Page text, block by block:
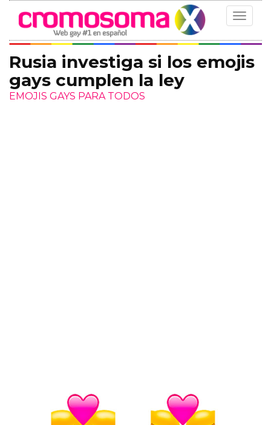
Toggle
Rusia investiga si los emojis
gays cumplen la ley
EMOJIS GAYS PARA TODOS